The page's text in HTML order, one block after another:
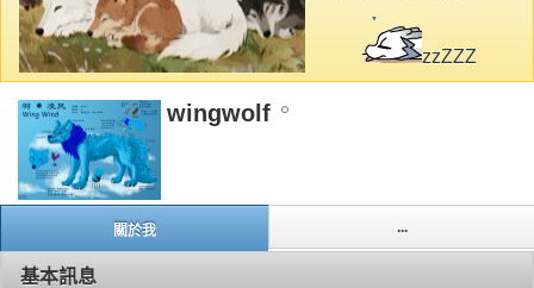
zzZZZ
wingwolf
關於我 ...
基本訊息